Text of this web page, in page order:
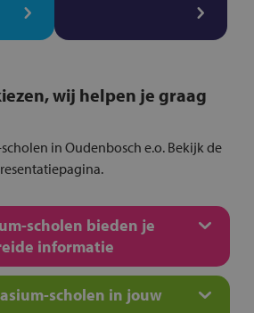
wij helpen je graag
in Oudenbosch e.o. Bekijk de
scholen bieden je
informatie
scholen in jouw